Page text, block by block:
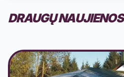
DRAUGŲ NAUJIENOS